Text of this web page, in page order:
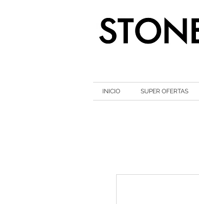
INICIO SUPER OFERTAS